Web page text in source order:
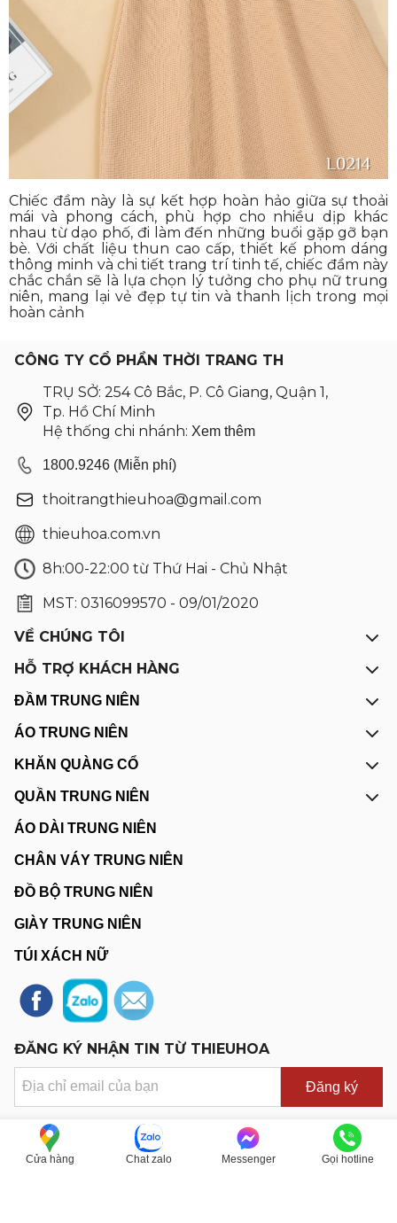
Chiếc đầm này là sự kết hợp hoàn hảo giữa sự thoải
mái và phong cách, phù hợp cho nhiều dịp khác
nhau từ dạo phố, đi làm đến những buổi gặp gỡ bạn
bè. Với chất liệu thun cao cấp, thiết kế phom dáng
thông minh và chi tiết trang trí tinh tế, chiếc đầm này
chắc chắn sẽ là lựa chọn lý tưởng cho phụ nữ trung
niên, mang lại vẻ đẹp tự tin và thanh lịch trong mọi
hoàn cảnh
CÔNG TY CỔ PHẦN THỜI TRANG TH
TRỤ SỞ: 254 Cô Bắc, P. Cô Giang, Quận 1,
Tp. Hồ Chí Minh
Hệ thống chi nhánh: Xem thêm
1800.9246 (Miễn phí)
thoitrangthieuhoa@gmail.com
thieuhoa.com.vn
8h:00-22:00 từ Thứ Hai - Chủ Nhật
MST: 0316099570 - 09/01/2020
VỀ CHÚNG TÔI
HỖ TRỢ KHÁCH HÀNG
ĐẦM TRUNG NIÊN
ÁO TRUNG NIÊN
KHĂN QUÀNG CỔ
QUẦN TRUNG NIÊN
ÁO DÀI TRUNG NIÊN
CHÂN VÁY TRUNG NIÊN
ĐỒ BỘ TRUNG NIÊN
GIÀY TRUNG NIÊN
TÚI XÁCH NỮ
ĐĂNG KÝ NHẬN TIN TỪ THIEUHOA
Đăng ký
Cửa hàng Chat zalo Messenger Gọi hotline